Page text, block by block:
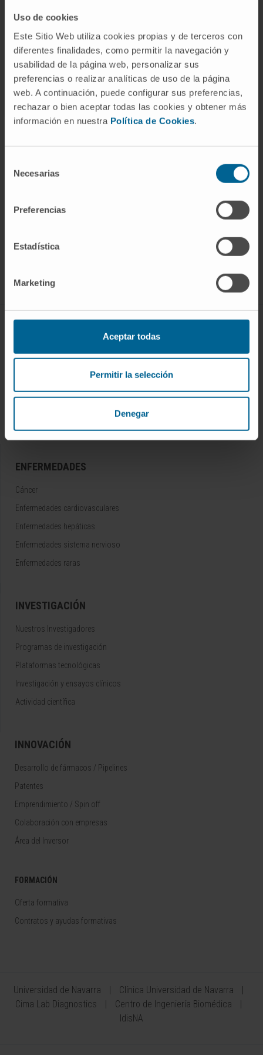
Uso de cookies
Este Sitio Web utiliza cookies propias y de terceros con
diferentes finalidades, como permitir la navegación y
usabilidad de la página web, personalizar sus
preferencias o realizar analíticas de uso de la página
web. A continuación, puede configurar sus preferencias,
rechazar o bien aceptar todas las cookies y obtener más
información en nuestra Política de Cookies.
Necesarias
Preferencias
Estadística
Marketing
Aceptar todas
Permitir la selección
Denegar
una fila cero para que todo el que lo desee realice
apoyar proyectos de investigación biomédica:
IBAN ES89 2100 9161 4122 0015 9486 o en su
página web helpify.es.
Centro de Investigacion de la Clínica
ENFERMEDADES
Cáncer
Enfermedades cardiovasculares
Enfermedades hepáticas
Enfermedades sistema nervioso
Enfermedades raras
INVESTIGACIÓN
Nuestros Investigadores
Programas de investigación
Plataformas tecnológicas
Investigación y ensayos clínicos
Actividad científica
INNOVACIÓN
Desarrollo de fármacos / Pipelines
Patentes
Emprendimiento / Spin off
Colaboración con empresas
Área del Inversor
FORMACIÓN
Oferta formativa
Contratos y ayudas formativas
Universidad de Navarra
Clínica Universidad de Navarra
Cima Lab Diagnostics
Centro de Ingeniería Biomédica
IdisNA